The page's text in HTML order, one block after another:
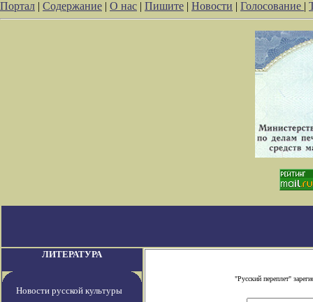
Портал | Содержание | О нас | Пишите | Новости | Голосование |
ЛИТЕРАТУРА
Новости русской культуры
"Русский переплет"